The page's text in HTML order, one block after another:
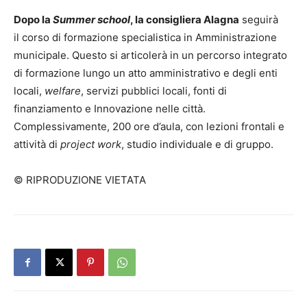
Dopo la Summer school, la consigliera Alagna seguirà
il corso di formazione specialistica in Amministrazione
municipale. Questo si articolerà in un percorso integrato
di formazione lungo un atto amministrativo e degli enti
locali, welfare, servizi pubblici locali, fonti di
finanziamento e Innovazione nelle città.
Complessivamente, 200 ore d’aula, con lezioni frontali e
attività di project work, studio individuale e di gruppo.
© RIPRODUZIONE VIETATA